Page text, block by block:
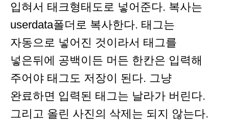
입혀서 태크형태도로 넣어준다. 복사는
userdata폴더로 복사한다. 태그는
자동으로 넣어진 것이라서 태그를
넣은뒤에 공백이든 머든 한칸은 입력해
주어야 태그도 저장이 된다. 그냥
완료하면 입력된 태그는 날라가 버린다.
그리고 올린 사진의 삭제는 되지 않는다.